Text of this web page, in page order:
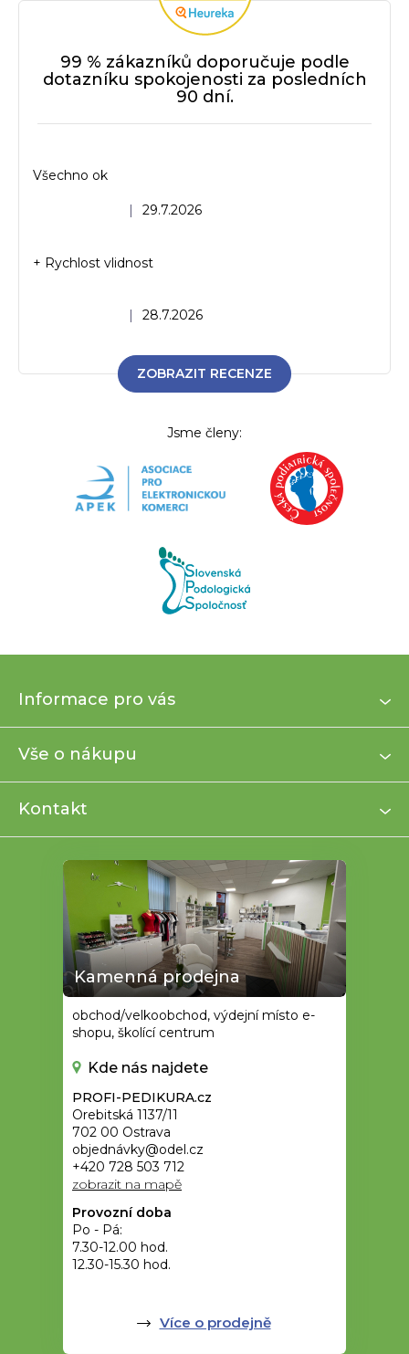
99 % zákazníků doporučuje podle
dotazníku spokojenosti za posledních
90 dní.
Hodnocení obchodu je 5 z 5 hvězdiček.
| 29.7.2026
Všechno ok
Hodnocení obchodu je 5 z 5 hvězdiček.
| 28.7.2026
+ Rychlost vlidnost
ZOBRAZIT RECENZE
Jsme členy:
p
t
Informace pro vás
Vše o nákupu
Kontakt
Kamenná prodejna
obchod/velkoobchod, výdejní místo e-
shopu, školící centrum
Kde nás najdete
PROFI-PEDIKURA.cz
Orebitská 1137/11
702 00 Ostrava
objednávky@odel.cz
+420 728 503 712
zobrazit na mapě
Provozní doba
Po - Pá:
7.30-12.00 hod.
12.30-15.30 hod.
Více o prodejně